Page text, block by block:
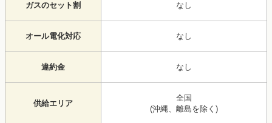
ガスのセット割 なし
オール電化対応 なし
違約金 なし
供給エリア
全国
(沖縄、離島を除く)